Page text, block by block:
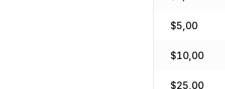
$5,00
$10,00
$25,00